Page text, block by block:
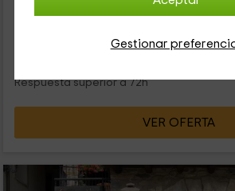
Gestionar
de la zona de La Puebla de Roda. Se
viviendas que...
Respuesta superior a 72h
VER OFERTA